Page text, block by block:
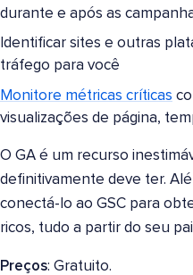
durante e após as
Identificar sites e outras
tráfego para você
Monitore métricas críticas
visualizações de página,
O GA é um recurso
definitivamente deve ter.
conectá-lo ao GSC para
ricos, tudo a partir do seu
Preços: Gratuito.